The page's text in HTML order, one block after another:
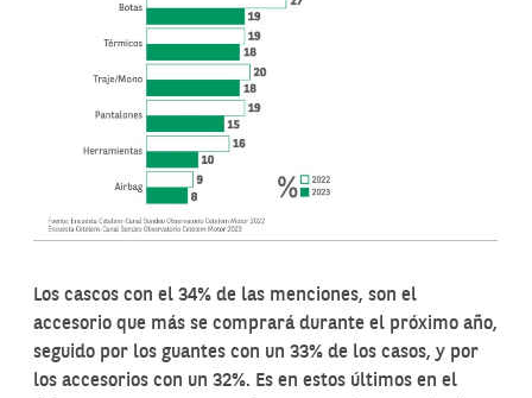
Los cascos con el 34% de las menciones, son el
accesorio que más se comprará durante el próximo año,
seguido por los guantes con un 33% de los casos, y por
los accesorios con un 32%. Es en estos últimos en el